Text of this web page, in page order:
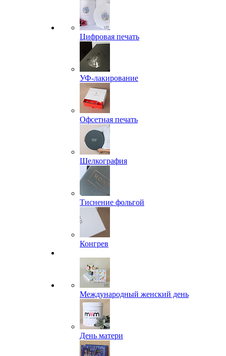
Цифровая печать
УФ-лакирование
Офсетная печать
Шелкография
Тиснение фольгой
Конгрев
Международный женский день
День матери